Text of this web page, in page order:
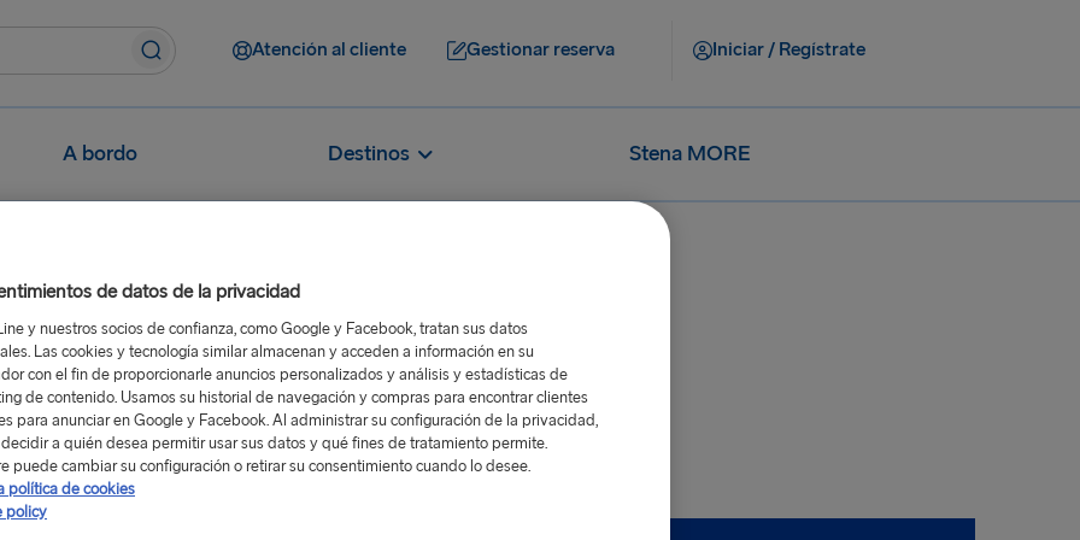
Atención al cliente Gestionar reserva Iniciar / Regístrate
A bordo Destinos Stena MORE
de Rostock
eléctricos cerca del
de datos de la privacidad
y nuestros socios de confianza, como Google y Facebook, tratan sus datos
Las cookies y tecnología similar almacenan y acceden a información en su
con el fin de proporcionarle anuncios personalizados y análisis y estadísticas de
de contenido. Usamos su historial de navegación y compras para encontrar clientes
para anunciar en Google y Facebook. Al administrar su configuración de la privacidad,
a quién desea permitir usar sus datos y qué fines de tratamiento permite.
puede cambiar su configuración o retirar su consentimiento cuando lo desee.
política de cookies
policy